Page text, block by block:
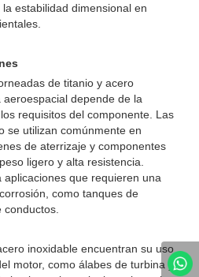
estabilidad dimensional en
de titanio y acero
depende de la
requisitos del componente. Las
se utilizan comúnmente en
de aterrizaje y componentes
ligero y alta resistencia.
que requieren una
como tanques de
inoxidable encuentran su uso
motor, como álabes de turbina y